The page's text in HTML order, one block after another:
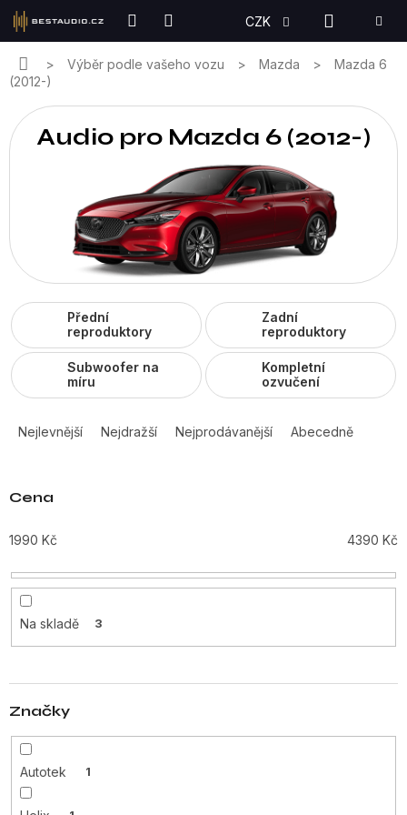
Přejít
obsah
CZK
KOŠÍK
DomůVýběr podle vašeho vozu Mazda
Mazda 6
(2012-)
Audio pro Mazda 6 (2012-)
Přední
reproduktory
Zadní
reproduktory
Subwoofer na
míru
Kompletní
ozvučení
a
n
í
r
o
d
u
t
Nejlevnější Nejdražší Nejprodávanější Abecedně
Cena
1990 Kč 4390 Kč
Na skladě 3
Značky
Autotek 1